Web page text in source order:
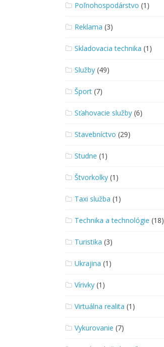
Poľnohospodárstvo (1)
Reklama (3)
Skladovacia technika (1)
Služby (49)
Šport (7)
Sťahovacie služby (6)
Stavebníctvo (29)
Studne (1)
Štvorkolky (1)
Taxi služba (1)
Technika a technológie (18)
Turistika (3)
Ukrajina (1)
Vírivky (1)
Virtuálna realita (1)
Vykurovanie (7)